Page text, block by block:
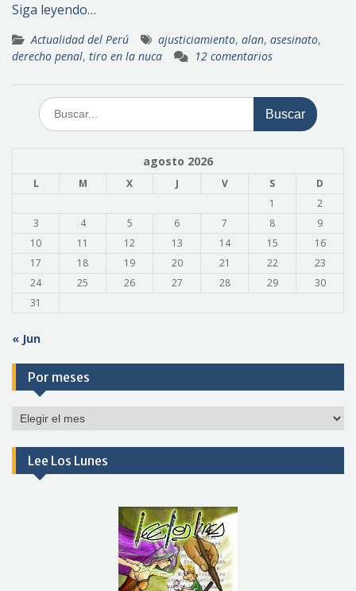
Siga leyendo…
Actualidad del Perú ajusticiamiento, alan, asesinato,
derecho penal, tiro en la nuca 12 comentarios
Buscar:
agosto 2026
L M X J V S
D
1
2
3
4 5 6 7 8
9
10
11 12 13 14 15
16
17
18 19 20 21 22
23
24
25 26 27 28 29
30
31
« Jun
Por meses
Por
Lee Los Lunes